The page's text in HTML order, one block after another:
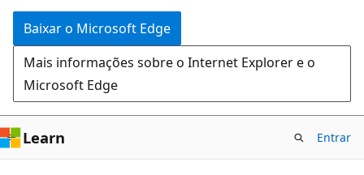
Baixar o Microsoft Edge
Mais informações sobre o Internet Explorer e o
Microsoft Edge
Learn Entrar